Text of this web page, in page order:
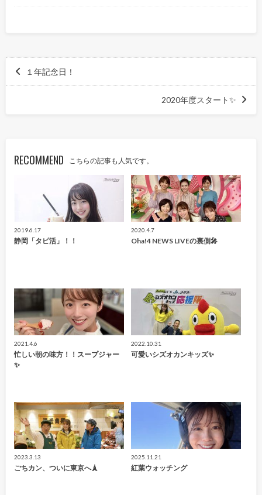
１年記念日！
2020年度スタート✨
RECOMMEND こちらの記事も人気です。
2019.6.17
静岡「タピ活」！！
2020.4.7
Oha!4 NEWS LIVEの裏側🎤
2021.4.6
忙しい朝の味方！！スープジャー
✨
2022.10.31
可愛いシズオカンキッズ✨
2023.3.13
ごちカン、ついに東京へ🗼
2025.11.21
紅葉ウォッチング